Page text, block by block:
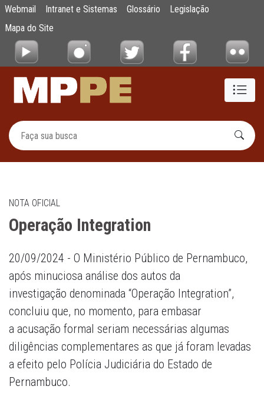
Pular para o Conteúdo principal
Operação Integration
Webmail Intranet e Sistemas Glossário
Legislação
Mapa do Site
NOTA OFICIAL
Operação Integration
20/09/2024 - O Ministério Público de Pernambuco,
após minuciosa análise dos autos da
investigação denominada “Operação Integration”,
concluiu que, no momento, para embasar
a acusação formal seriam necessárias algumas
diligências complementares as que já foram levadas
a efeito pelo Polícia Judiciária do Estado de
Pernambuco.